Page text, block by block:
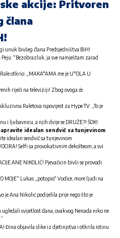
akcije: Pritvoren
člana
unuk bivšeg člana Predsjedništva BiH!
“Bezobrazluk, ja sve namještam zarad
otkrio: „MAKA*AMA me je U*OLA U
riječi na televiziji! Zbog ovoga će
Raletova ispovijest za Hype TV: „To je
i ljubavnicu, a njih dvije se DRUŽE?! ŠOK!
idealan sendvič sa tunjevinom
idealan sendvič sa tunjevinom
Selfi sa provokativnim dekolteom, a svi
ANE NIKOLIĆ! Pjevačicin bivši se provodi
MOJE“ Lukas „potopio“ Vodice, more ljudi na
je Ana Nikolić podijelila prije nego što je
svijetlost dana, ovakvog Nenada niko ne
Đina objavila slike iz djetinjstva i otkrila istinu